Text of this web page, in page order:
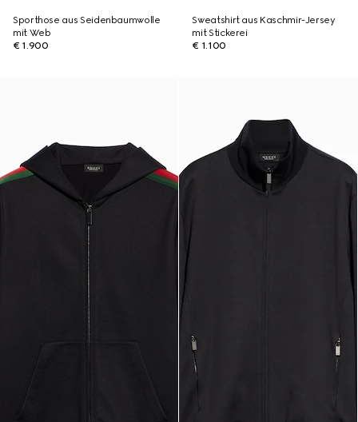
Sporthose aus Seidenbaumwolle
mit Web
€ 1.900
Sweatshirt aus Kaschmir-Jersey
mit Stickerei
€ 1.100